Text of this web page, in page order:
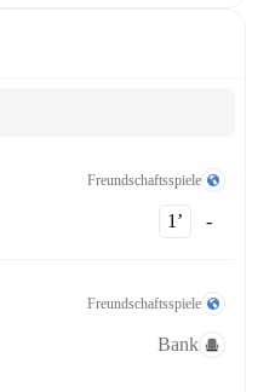
Freundschaftsspiele
1‎’‎ -
Freundschaftsspiele
Bank